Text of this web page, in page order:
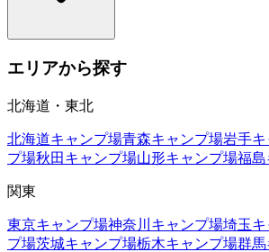
エリアから探す
北海道・東北
北海道キャンプ場青森キャンプ場岩手
プ場秋田 キャンプ場山形キャンプ場福島
関東
東京キャンプ場神奈川 キャンプ場埼玉
プ場茨城キャンプ場栃木キャンプ場群馬